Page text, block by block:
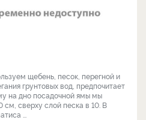
щебень, песок, перегной и
грунтовых вод, предпочитает
на дно посадочной ямы мы
сверху слой песка в 10. В
...